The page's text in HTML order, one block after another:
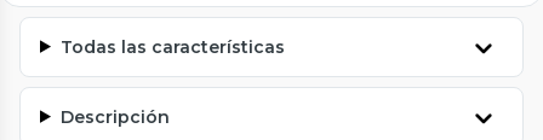
Todas las características
Descripción